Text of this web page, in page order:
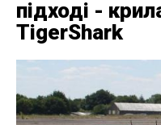
підході -
TigerShark